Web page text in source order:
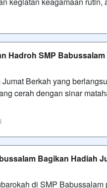
Hadroh SMP Babussalam
Berkah yang
cerah dengan sinar
Bagikan Hadiah
di SMP Babussalam